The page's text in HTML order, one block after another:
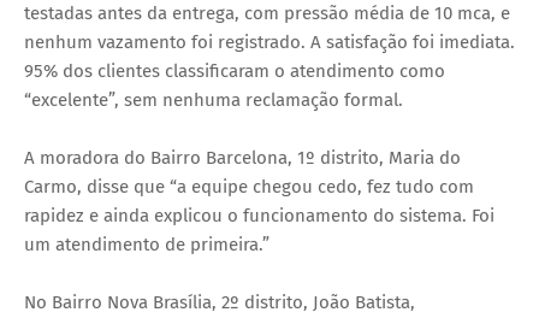
testadas antes da entrega, com pressão média de 10 mca, e
nenhum vazamento foi registrado. A satisfação foi imediata.
95% dos clientes classificaram o atendimento como
“excelente”, sem nenhuma reclamação formal.
A moradora do Bairro Barcelona, 1º distrito, Maria do
Carmo, disse que “a equipe chegou cedo, fez tudo com
rapidez e ainda explicou o funcionamento do sistema. Foi
um atendimento de primeira.”
No Bairro Nova Brasília, 2º distrito, João Batista,